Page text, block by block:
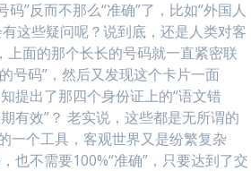
”反而不那么“准确”了，比如“外国人
这些疑问呢？说到底，还是人类对客
上面的那个长长的号码就一直紧密联
号码”，然后又发现这个卡片一面
提出了那四个身份证上的“语文错
有效”？ 老实说，这些都是无所谓的
一个工具，客观世界又是纷繁复杂
也不需要100%“准确”，只要达到了交